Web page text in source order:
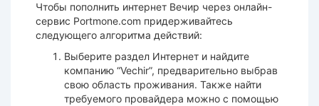
Чтобы пополнить интернет Вечир через онлайн-
сервис Portmone.com придерживайтесь
следующего алгоритма действий:
Выберите раздел Интернет и найдите
компанию “Vechir”, предварительно выбрав
свою область проживания. Также найти
требуемого провайдера можно с помощью